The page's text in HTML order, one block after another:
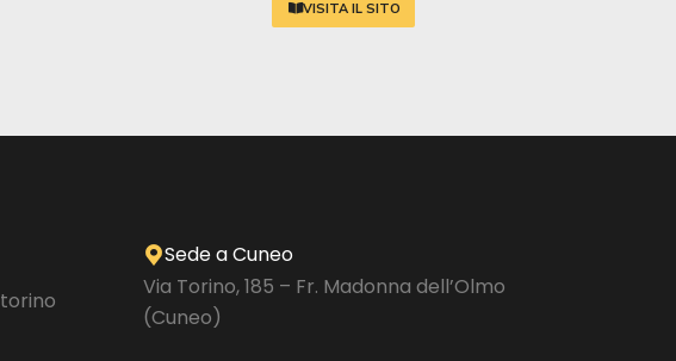
VISITA IL SITO
Sede a Cuneo
Via Torino, 185 – Fr. Madonna dell’Olmo
(Cuneo)